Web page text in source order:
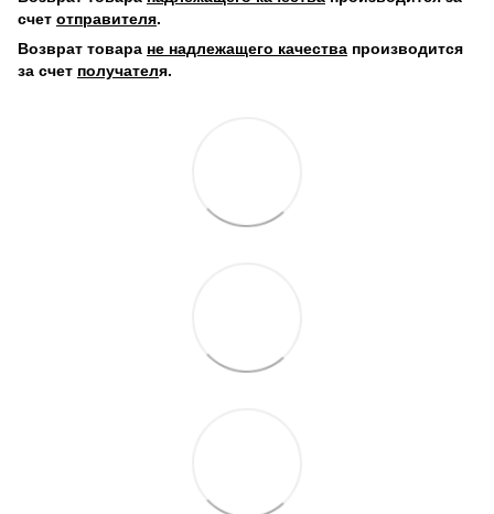
счет отправителя.
Возврат товара не надлежащего качества производится
за счет получателя.